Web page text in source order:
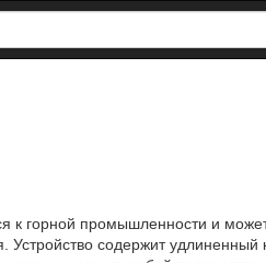
к горной промышленности и
Устройство содержит